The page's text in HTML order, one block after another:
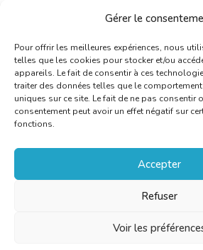
Gérer le
Pour offrir les meilleures expériences, nous
telles que les cookies pour stocker et/ou
appareils. Le fait de consentir à ces
traiter des données telles que le
uniques sur ce site. Le fait de ne pas consentir
consentement peut avoir un effet négatif sur
fonctions.
Accepter
Refuser
Voir les
généralisation abusive[PDF]